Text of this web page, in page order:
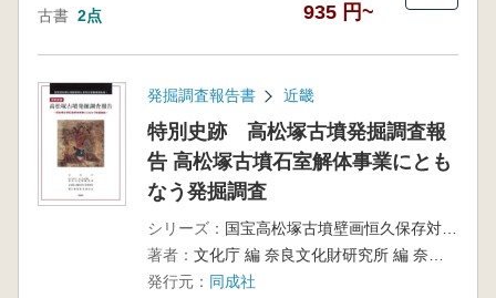
古書 2点 935 円~
発掘調査報告書 近畿
特別史跡 高松塚古墳発掘調査報
告 高松塚古墳石室解体事業にとも
なう発掘調査
シリーズ：
国宝高松塚古墳壁画恒久保存対策事業報告書 1
著者：
発行元： 同成社